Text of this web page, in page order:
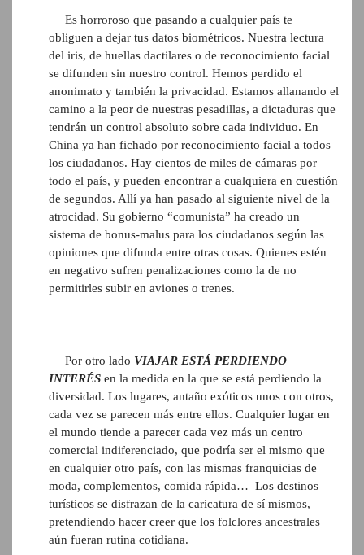
Es horroroso que pasando a cualquier país te
obliguen a dejar tus datos biométricos. Nuestra lectura
del iris, de huellas dactilares o de reconocimiento facial
se difunden sin nuestro control. Hemos perdido el
anonimato y también la privacidad. Estamos allanando el
camino a la peor de nuestras pesadillas, a dictaduras que
tendrán un control absoluto sobre cada individuo. En
China ya han fichado por reconocimiento facial a todos
los ciudadanos. Hay cientos de miles de cámaras por
todo el país, y pueden encontrar a cualquiera en cuestión
de segundos. Allí ya han pasado al siguiente nivel de la
atrocidad. Su gobierno “comunista” ha creado un
sistema de bonus-malus para los ciudadanos según las
opiniones que difunda entre otras cosas. Quienes estén
en negativo sufren penalizaciones como la de no
permitirles subir en aviones o trenes.
Por otro lado VIAJAR ESTÁ PERDIENDO
INTERÉS en la medida en la que se está perdiendo la
diversidad. Los lugares, antaño exóticos unos con otros,
cada vez se parecen más entre ellos. Cualquier lugar en
el mundo tiende a parecer cada vez más un centro
comercial indiferenciado, que podría ser el mismo que
en cualquier otro país, con las mismas franquicias de
moda, complementos, comida rápida… Los destinos
turísticos se disfrazan de la caricatura de sí mismos,
pretendiendo hacer creer que los folclores ancestrales
aún fueran rutina cotidiana.